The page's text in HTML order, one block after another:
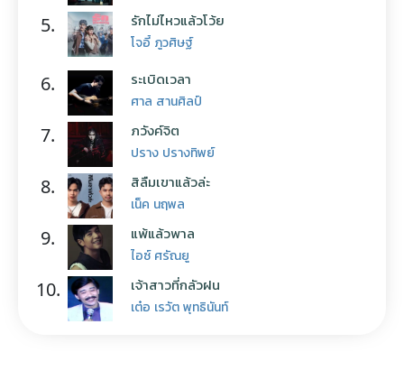
5. รักไม่ไหวแล้วโว้ย
โจอี้ ภูวศิษฐ์
6. ระเบิดเวลา
ศาล สานศิลป์
7. ภวังค์จิต
ปราง ปรางทิพย์
8. สิลืมเขาแล้วล่ะ
เน็ค นฤพล
9. แพ้แล้วพาล
ไอซ์ ศรัณยู
10. เจ้าสาวที่กลัวฝน
เต๋อ เรวัต พุทธินันท์